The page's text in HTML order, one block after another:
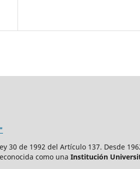
30 de 1992 del Artículo 137. Desde
como una Institución